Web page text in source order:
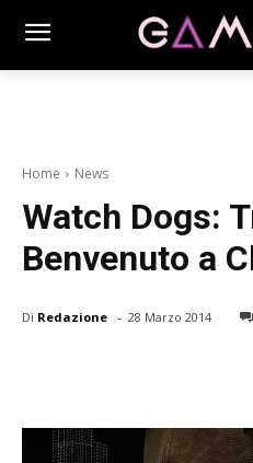
Home News
Watch Dogs:
Benvenuto a
Di Redazione - 28 Marzo 2014